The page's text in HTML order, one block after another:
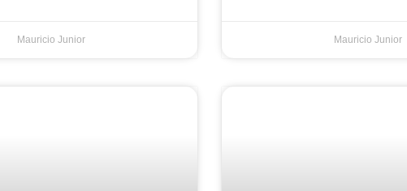
Mauricio Junior Mauricio Junior